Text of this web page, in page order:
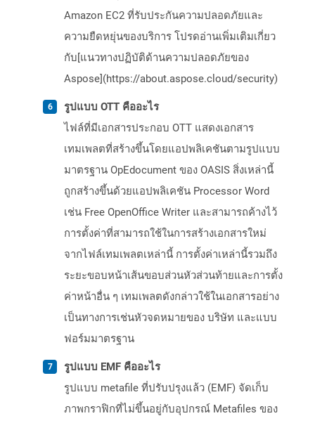
Amazon EC2 ที่รับประกันความปลอดภัยและ
ความยืดหยุ่นของบริการ โปรดอ่านเพิ่มเติมเกี่ยว
กับ[แนวทางปฏิบัติด้านความปลอดภัยของ
Aspose](https://about.aspose.cloud/security)
รูปแบบ OTT คืออะไร
ไฟล์ที่มีเอกสารประกอบ OTT แสดงเอกสาร
เทมเพลตที่สร้างขึ้นโดยแอปพลิเคชันตามรูปแบบ
มาตรฐาน OpEdocument ของ OASIS สิ่งเหล่านี้
ถูกสร้างขึ้นด้วยแอปพลิเคชัน Processor Word
เช่น Free OpenOffice Writer และสามารถค้างไว้
การตั้งค่าที่สามารถใช้ในการสร้างเอกสารใหม่
จากไฟล์เทมเพลตเหล่านี้ การตั้งค่าเหล่านี้รวมถึง
ระยะขอบหน้าเส้นขอบส่วนหัวส่วนท้ายและการตั้ง
ค่าหน้าอื่น ๆ เทมเพลตดังกล่าวใช้ในเอกสารอย่าง
เป็นทางการเช่นหัวจดหมายของ บริษัท และแบบ
ฟอร์มมาตรฐาน
รูปแบบ EMF คืออะไร
รูปแบบ metafile ที่ปรับปรุงแล้ว (EMF) จัดเก็บ
ภาพกราฟิกที่ไม่ขึ้นอยู่กับอุปกรณ์ Metafiles ของ